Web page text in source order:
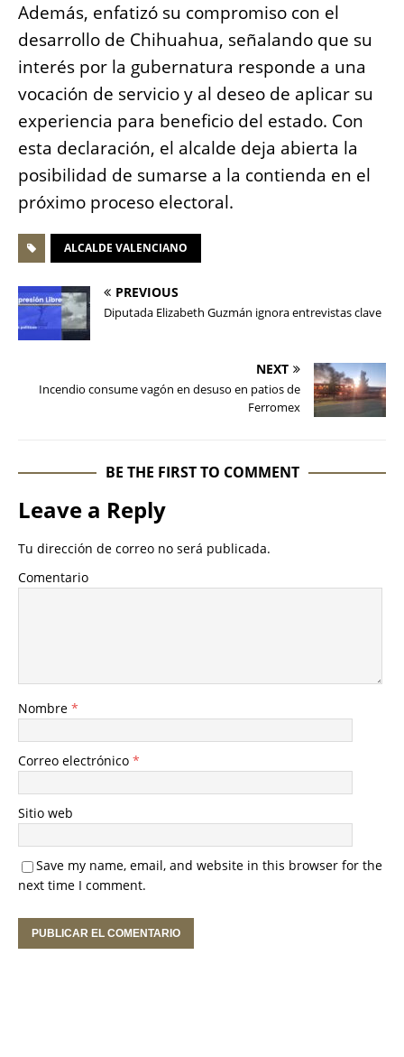
Además, enfatizó su compromiso con el
desarrollo de Chihuahua, señalando que su
interés por la gubernatura responde a una
vocación de servicio y al deseo de aplicar su
experiencia para beneficio del estado. Con
esta declaración, el alcalde deja abierta la
posibilidad de sumarse a la contienda en el
próximo proceso electoral.
ALCALDE VALENCIANO
PREVIOUS
Diputada Elizabeth Guzmán ignora entrevistas clave
NEXT
Incendio consume vagón en desuso en patios de
Ferromex
BE THE FIRST TO COMMENT
Leave a Reply
Tu dirección de correo no será publicada.
Comentario
Nombre *
Correo electrónico *
Sitio web
Save my name, email, and website in this browser for the
next time I comment.